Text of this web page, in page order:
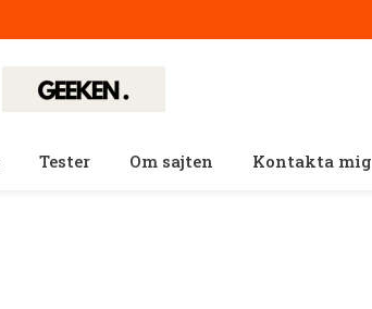
Tester Om sajten Kontakta mig